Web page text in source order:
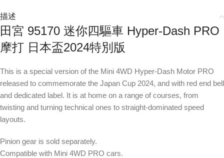
描述
田宮 95170 迷你四驅車 Hyper-Dash PRO
摩打 日本盃2024特別版
This is a special version of the Mini 4WD Hyper-Dash Motor PRO
released to commemorate the Japan Cup 2024, and with red end bell
and dedicated label. It is at home on a range of courses, from
twisting and turning technical ones to straight-dominated speed
layouts.
Pinion gear is sold separately.
Compatible with Mini 4WD PRO cars.